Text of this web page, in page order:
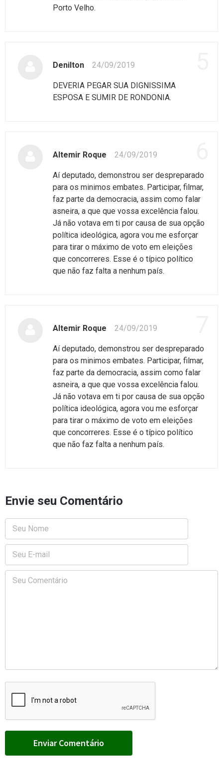
Porto Velho.
Denilton 24/09/2019
DEVERIA PEGAR SUA DIGNISSIMA
ESPOSA E SUMIR DE RONDONIA.
Altemir Roque 24/09/2019
Aí deputado, demonstrou ser despreparado
para os minimos embates. Participar, filmar,
faz parte da democracia, assim como falar
asneira, a que que vossa excelência falou.
Já não votava em ti por causa de sua opção
política ideológica, agora vou me esforçar
para tirar o máximo de voto em eleições
que concorreres. Esse é o típico político
que não faz falta a nenhum país.
Altemir Roque 24/09/2019
Aí deputado, demonstrou ser despreparado
para os minimos embates. Participar, filmar,
faz parte da democracia, assim como falar
asneira, a que que vossa excelência falou.
Já não votava em ti por causa de sua opção
política ideológica, agora vou me esforçar
para tirar o máximo de voto em eleições
que concorreres. Esse é o típico político
que não faz falta a nenhum país.
Envie seu Comentário